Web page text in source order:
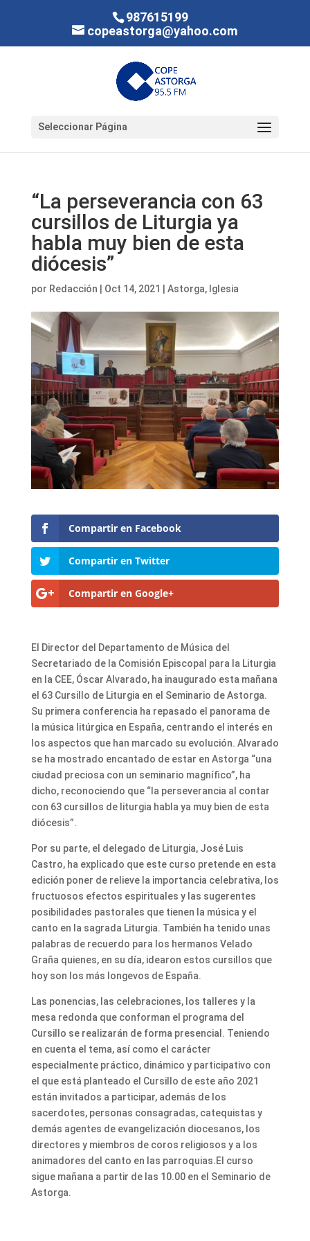
987615199
copeastorga@yahoo.com
Seleccionar Página
“La perseverancia con 63
cursillos de Liturgia ya
habla muy bien de esta
diócesis”
por Redacción Oct 14, 2021 Astorga, Iglesia
Compartir en Facebook
Compartir en Twitter
Compartir en Google+
El Director del Departamento de Música del
Secretariado de la Comisión Episcopal para la Liturgia
en la CEE, Óscar Alvarado, ha inaugurado esta mañana
el 63 Cursillo de Liturgia en el Seminario de Astorga.
Su primera conferencia ha repasado el panorama de
la música litúrgica en España, centrando el interés en
los aspectos que han marcado su evolución. Alvarado
se ha mostrado encantado de estar en Astorga “una
ciudad preciosa con un seminario magnífico”, ha
dicho, reconociendo que “la perseverancia al contar
con 63 cursillos de liturgia habla ya muy bien de esta
diócesis”.
Por su parte, el delegado de Liturgia, José Luis
Castro, ha explicado que este curso pretende en esta
edición poner de relieve la importancia celebrativa, los
fructuosos efectos espirituales y las sugerentes
posibilidades pastorales que tienen la música y el
canto en la sagrada Liturgia. También ha tenido unas
palabras de recuerdo para los hermanos Velado
Graña quienes, en su día, idearon estos cursillos que
hoy son los más longevos de España.
Las ponencias, las celebraciones, los talleres y la
mesa redonda que conforman el programa del
Cursillo se realizarán de forma presencial. Teniendo
en cuenta el tema, así como el carácter
especialmente práctico, dinámico y participativo con
el que está planteado el Cursillo de este año 2021
están invitados a participar, además de los
sacerdotes, personas consagradas, catequistas y
demás agentes de evangelización diocesanos, los
directores y miembros de coros religiosos y a los
animadores del canto en las parroquias.El curso
sigue mañana a partir de las 10.00 en el Seminario de
Astorga.